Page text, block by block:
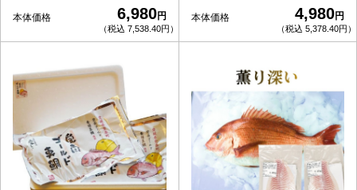
本体価格 6,980円
（税込 7,538.40円）
本体価格 4,980円
（税込 5,378.40円）